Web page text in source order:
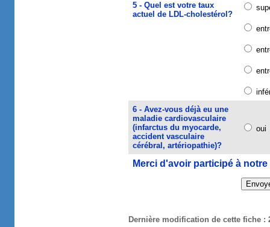
5 - Quel est votre taux
actuel de LDL-cholestérol?
6 - Avez-vous déjà eu une
maladie cardiovasculaire
(infarctus du myocarde,
accident vasculaire
cérébral, artériopathie)?
Merci d'avoir participé à
Dernière modification de cette fiche :